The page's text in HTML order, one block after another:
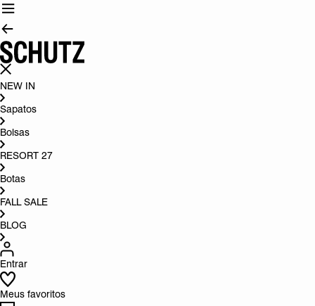
NEW IN
Sapatos
Bolsas
RESORT 27
Botas
FALL SALE
BLOG
Entrar
Meus favoritos